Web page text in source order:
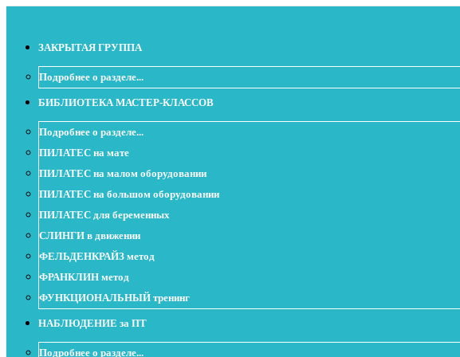
ЗАКРЫТАЯ ГРУППА
Подробнее о разделе...
БИБЛИОТЕКА МАСТЕР-КЛАССОВ
Подробнее о разделе...
ПИЛАТЕС на мате
ПИЛАТЕС на малом оборудовании
ПИЛАТЕС на большом оборудовании
ПИЛАТЕС для беременных
СЛИНГИ в движении
ФЕЛЬДЕНКРАЙЗ метод
ФРАНКЛИН метод
ФУНКЦИОНАЛЬНЫЙ тренинг
НАБЛЮДЕНИЕ за ПТ
Подробнее о разделе...